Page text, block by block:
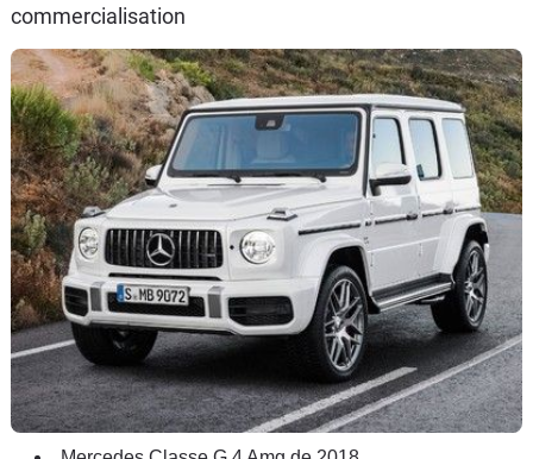
Forum
Moto
Marques
commercialisation